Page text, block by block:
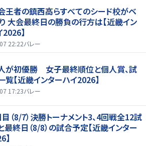
王者の鎮西高らすべてのシード校がベ
大会最終日の勝負の行方は【近畿イン
】
22:22バレー
が初優勝 女子最終順位と個人賞、試
【近畿インターハイ2026】
17:23バレー
（8/7）決勝トーナメント3、4回戦全12試
終日（8/8）の試合予定【近畿インター
】